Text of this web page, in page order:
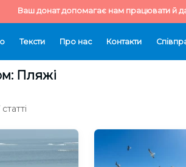
Ваш донат допомагає нам працювати й
Тексти Про нас Контакти
Пляжі